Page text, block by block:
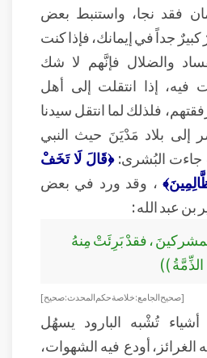
فقد نجا، واستنبط بعض
كبيرٌ جداً في إيمانك، فإذا كنت
والضلال فإنَّهم لا شك
إذا انتقلت إلى أهل
فلذلك لما انتقل سيدنا
بلاد مَدْيَنَ حيث النبي
جاءت البُشرى:﴿قَالَ لَا تَخَفْ
، وقد ورد في بعض
بن عبد الله :
، فقدْ بَرِئَتْ مِنهُ
الذِّمَّةُ ))
[ صحيح الجامع: خلاصة حكم المحدث : صحيح ]
تُشْبه البارود يسهُل
الغرائز، أودع فيه الشهوات،